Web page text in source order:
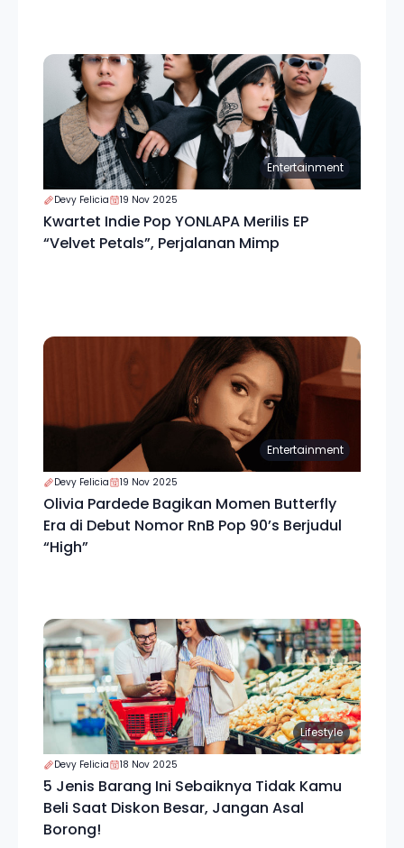
Entertainment
Devy Felicia 19 Nov 2025
Kwartet Indie Pop YONLAPA Merilis EP
“Velvet Petals”, Perjalanan Mimp
Entertainment
Devy Felicia 19 Nov 2025
Olivia Pardede Bagikan Momen Butterfly
Era di Debut Nomor RnB Pop 90’s Berjudul
“High”
Lifestyle
Devy Felicia 18 Nov 2025
5 Jenis Barang Ini Sebaiknya Tidak Kamu
Beli Saat Diskon Besar, Jangan Asal
Borong!